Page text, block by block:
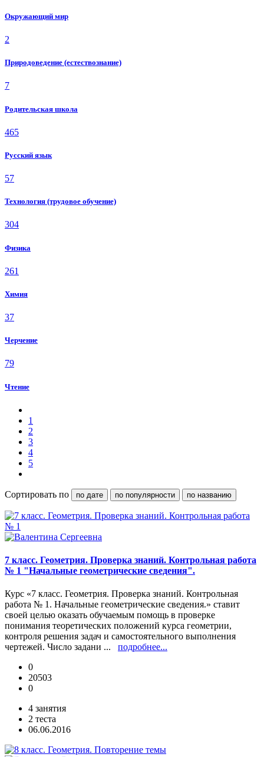
Окружающий мир
2
Природоведение (естествознание)
7
Родительская школа
465
Русский язык
57
Технология (трудовое обучение)
304
Физика
261
Химия
37
Черчение
79
Чтение
1
2
3
4
5
Сортировать по по дате по популярности по названию
7 класс. Геометрия. Проверка знаний. Контрольная работа
№ 1 "Начальные геометрические сведения".
Курс «7 класс. Геометрия. Проверка знаний. Контрольная
работа № 1. Начальные геометрические сведения.» ставит
своей целью оказать обучаемым помощь в проверке
понимания теоретических положений курса геометрии,
контроля решения задач и самостоятельного выполнения
чертежей. Число задани ... подробнее...
0
20503
0
4 занятия
2 теста
06.06.2016